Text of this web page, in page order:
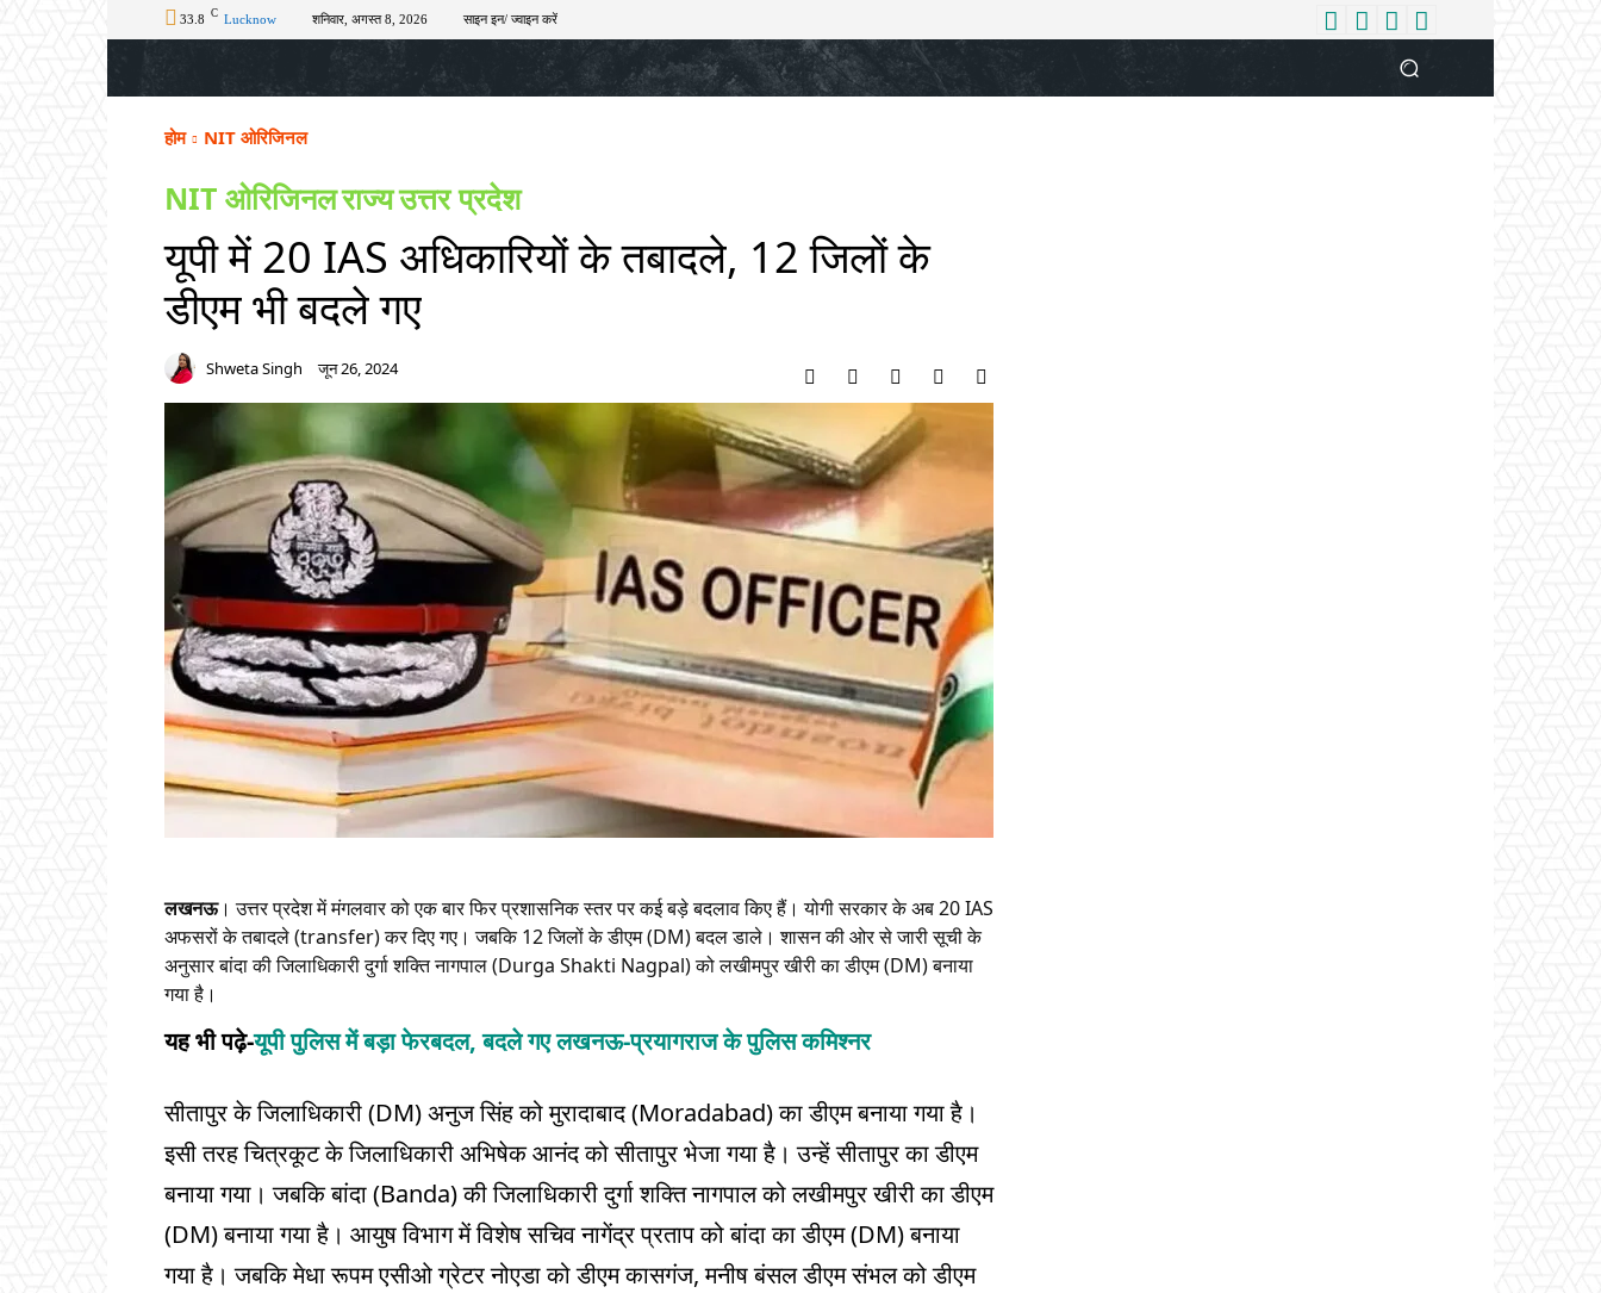
33.8 C Lucknow शनिवार, अगस्त 8, 2026 साइन इन/ ज्वाइन करें
अपराध चुनाव खेल टेक – ऑटो राज्य मनोरंजन लाइफस्टाइल बिजनेस आपकी आवाज
होम NIT ओरिजिनल
NIT ओरिजिनलराज्यउत्तर प्रदेश
यूपी में 20 IAS अधिकारियों के तबादले, 12 जिलों के
डीएम भी बदले गए
Shweta Singh जून 26, 2024
लखनऊ। उत्तर प्रदेश में मंगलवार को एक बार फिर प्रशासनिक स्तर पर कई बड़े बदलाव किए हैं। योगी सरकार के अब 20 IAS
अफसरों के तबादले (transfer) कर दिए गए। जबकि 12 जिलों के डीएम (DM) बदल डाले। शासन की ओर से जारी सूची के
अनुसार बांदा की जिलाधिकारी दुर्गा शक्ति नागपाल (Durga Shakti Nagpal) को लखीमपुर खीरी का डीएम (DM) बनाया
गया है।
यह भी पढ़े-यूपी पुलिस में बड़ा फेरबदल, बदले गए लखनऊ-प्रयागराज के पुलिस कमिश्नर
सीतापुर के जिलाधिकारी (DM) अनुज सिंह को मुरादाबाद (Moradabad) का डीएम बनाया गया है।
इसी तरह चित्रकूट के जिलाधिकारी अभिषेक आनंद को सीतापुर भेजा गया है। उन्हें सीतापुर का डीएम
बनाया गया। जबकि बांदा (Banda) की जिलाधिकारी दुर्गा शक्ति नागपाल को लखीमपुर खीरी का डीएम
(DM) बनाया गया है। आयुष विभाग में विशेष सचिव नागेंद्र प्रताप को बांदा का डीएम (DM) बनाया
गया है। जबकि मेधा रूपम एसीओ ग्रेटर नोएडा को डीएम कासगंज, मनीष बंसल डीएम संभल को डीएम